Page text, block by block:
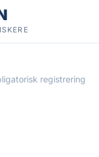
registrering